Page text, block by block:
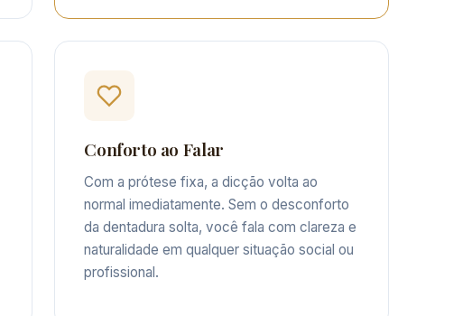
Conforto ao Falar
Com a prótese fixa, a dicção volta ao
normal imediatamente. Sem o desconforto
da dentadura solta, você fala com clareza e
naturalidade em qualquer situação social ou
profissional.